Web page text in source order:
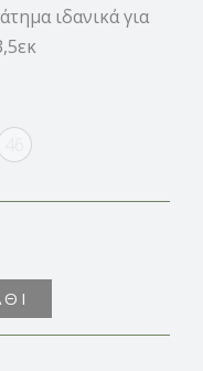
ιδανικά για